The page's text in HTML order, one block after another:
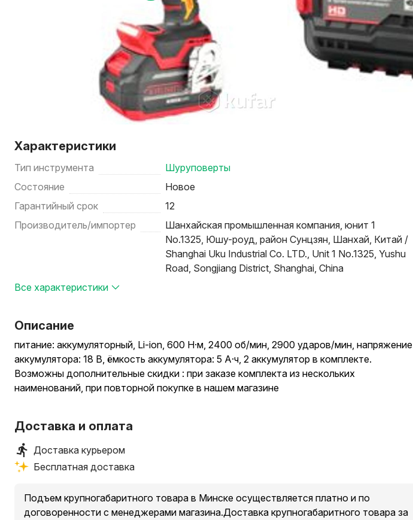
Характеристики
Тип инструмента
Шуруповерты
Состояние
Новое
Гарантийный срок
12
Производитель/импортер
Шанхайская промышленная компания, юнит 1
No.1325, Юшу-роуд, район Сунцзян, Шанхай, Китай /
Shanghai Uku Industrial Co. LTD., Unit 1 No.1325, Yushu
Road, Songjiang District, Shanghai, China
Все характеристики
Описание
питание: аккумуляторный, Li-ion, 600 Н·м, 2400 об/мин, 2900 ударов/мин, напряжение
аккумулятора: 18 В, ёмкость аккумулятора: 5 А·ч, 2 аккумулятор в комплекте.
Возможны дополнительные скидки : при заказе комплекта из нескольких
наименований, при повторной покупке в нашем магазине
Доставка и оплата
Доставка курьером
Бесплатная доставка
Подъем крупногабаритного товара в Минске осуществляется платно и по
договоренности с менеджерами магазина.Доставка крупногабаритного товара за